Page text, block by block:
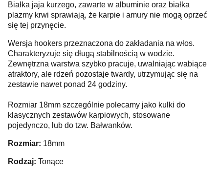
Białka jaja kurzego, zawarte w albuminie oraz białka
plazmy krwi sprawiają, że karpie i amury nie mogą oprzeć
się tej przynęcie.
Wersja hookers przeznaczona do zakładania na włos.
Charakteryzuje się długą stabilnością w wodzie.
Zewnętrzna warstwa szybko pracuje, uwalniając wabiące
atraktory, ale rdzeń pozostaje twardy, utrzymując się na
zestawie nawet ponad 24 godziny.
Rozmiar 18mm szczególnie polecamy jako kulki do
klasycznych zestawów karpiowych, stosowane
pojedynczo, lub do tzw. Bałwanków.
Rozmiar: 18mm
Rodzaj: Tonące